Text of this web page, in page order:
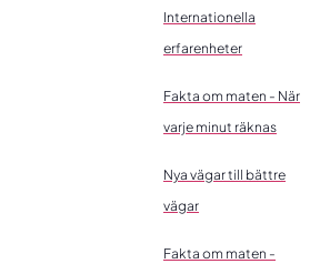
Internationella
erfarenheter
Fakta om maten - När
varje minut räknas
Nya vägar till bättre
vägar
Fakta om maten -